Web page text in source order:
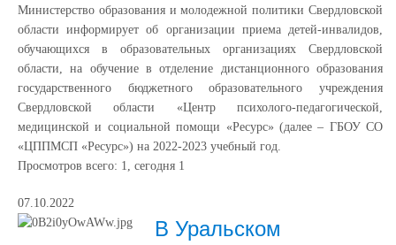
Министерство образования и молодежной политики Свердловской
области информирует об организации приема детей-инвалидов,
обучающихся в образовательных организациях Свердловской
области, на обучение в отделение дистанционного образования
государственного бюджетного образовательного учреждения
Свердловской области «Центр психолого-педагогической,
медицинской и социальной помощи «Ресурс» (далее – ГБОУ СО
«ЦППМСП «Ресурс») на 2022-2023 учебный год.
Просмотров всего: 1, сегодня 1
07.10.2022
В Уральском